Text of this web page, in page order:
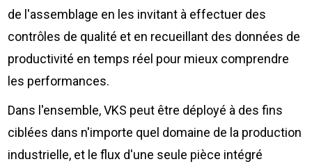
de l'assemblage en les invitant à effectuer des
contrôles de qualité et en recueillant des données de
productivité en temps réel pour mieux comprendre
les performances.
Dans l'ensemble, VKS peut être déployé à des fins
ciblées dans n'importe quel domaine de la production
industrielle, et le flux d'une seule pièce intégré